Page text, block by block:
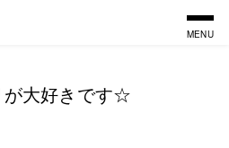
MENU
が大好きです☆